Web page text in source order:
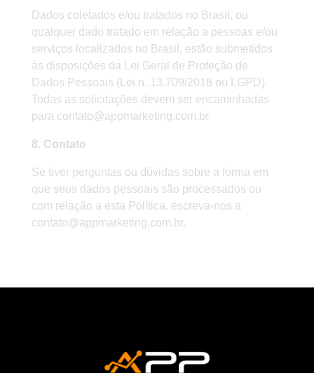
Dados coletados e/ou tratados no Brasil, ou
qualquer dado tratado em relação a pessoas e/ou
serviços localizados no Brasil, estão submetidos
às disposições da Lei Geral de Proteção de
Dados Pessoais (Lei n. 13.709/2018 ou LGPD).
Todas as solicitações devem ser encaminhadas
para contato@appmarketing.com.br.
8. Contato
Se tiver perguntas ou dúvidas sobre a forma em
que seus dados pessoais são processados ou
com relação a esta Política, escreva-nos a
contato@appmarketing.com.br.